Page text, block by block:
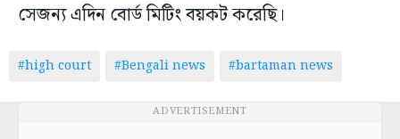
সেজন্য এদিন বোর্ড মিটিং বয়কট করেছি।
#high court #Bengali news #bartaman news
ADVERTISEMENT